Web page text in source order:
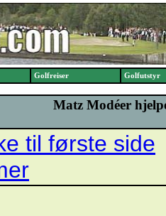
Golfreiser Golfutstyr
Matz Modéer
til første side